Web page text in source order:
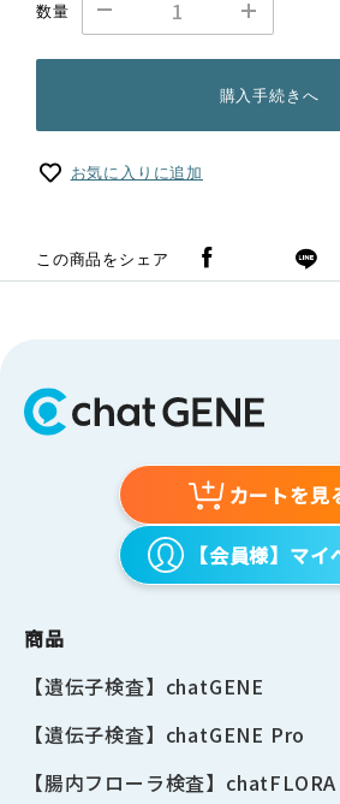
数量
購入手続きへ
お気に入りに追加
この商品をシェア
カートを見
【会員様】マイ
商品
【遺伝子検査】chatGENE
【遺伝子検査】chatGENE Pro
【腸内フローラ検査】chatFLORA